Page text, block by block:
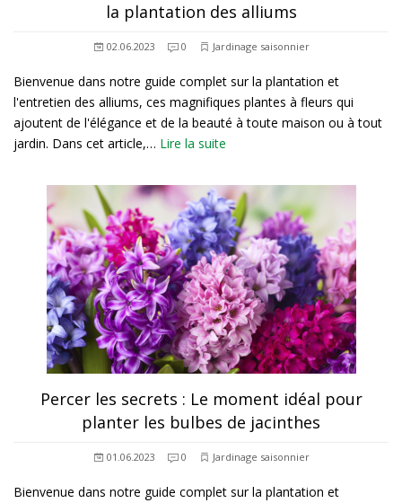
la plantation des alliums
02.06.2023 0 Jardinage saisonnier
Bienvenue dans notre guide complet sur la plantation et
l'entretien des alliums, ces magnifiques plantes à fleurs qui
ajoutent de l'élégance et de la beauté à toute maison ou à tout
jardin. Dans cet article,… Lire la suite
Percer les secrets : Le moment idéal pour
planter les bulbes de jacinthes
01.06.2023 0 Jardinage saisonnier
Bienvenue dans notre guide complet sur la plantation et